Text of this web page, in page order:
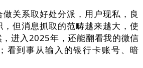
关系取好处分派，用户现私，良
但消息抓取的范畴越来越大，使
进入2025年，还能翻看我的微信
看到事从输入的银行卡账号、暗